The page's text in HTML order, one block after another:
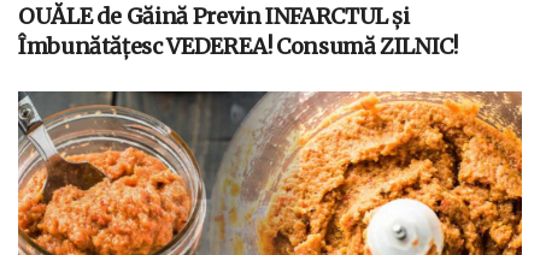
OUĂLE de Găină Previn INFARCTUL și
Îmbunătățesc VEDEREA! Consumă ZILNIC!